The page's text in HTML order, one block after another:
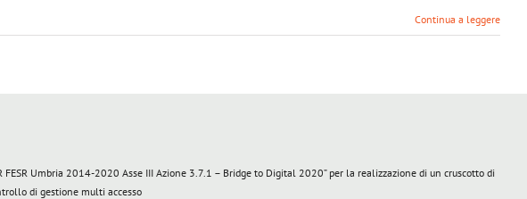
Continua a leggere
Umbria 2014-2020 Asse III Azione 3.7.1 – Bridge to Digital 2020” per la realizzazione di un cruscotto di
di gestione multi accesso